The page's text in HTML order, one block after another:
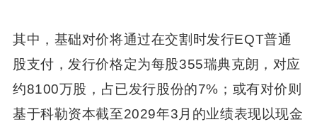
其中，基础对价将通过在交割时发行EQT普通
股支付，发行价格定为每股355瑞典克朗，对应
约8100万股，占已发行股份的7%；或有对价则
基于科勒资本截至2029年3月的业绩表现以现金